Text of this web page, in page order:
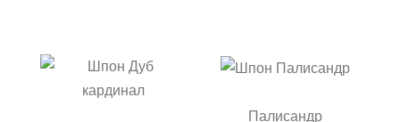
Палисандр